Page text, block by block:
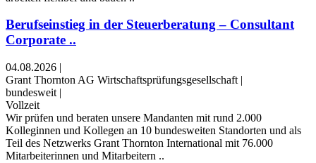
Berufseinstieg in der Steuerberatung – Consultant
Corporate ..
04.08.2026 |
Grant Thornton AG Wirtschaftsprüfungsgesellschaft |
bundesweit |
Vollzeit
Wir prüfen und beraten unsere Mandanten mit rund 2.000
Kolleginnen und Kollegen an 10 bundesweiten Standorten und als
Teil des Netzwerks Grant Thornton International mit 76.000
Mitarbeiterinnen und Mitarbeitern ..